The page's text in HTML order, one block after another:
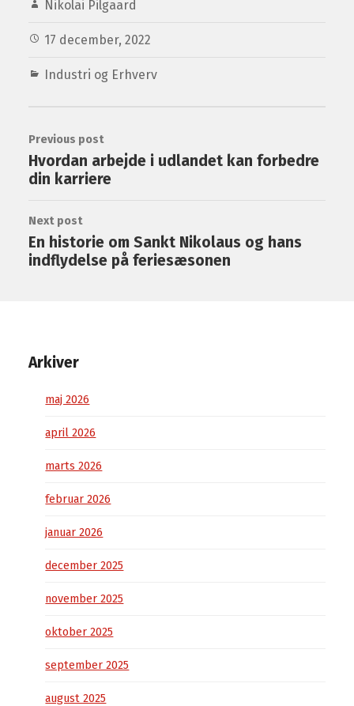
Nikolai Pilgaard
17 december, 2022
Industri og Erhverv
Previous post
Hvordan arbejde i udlandet kan forbedre
din karriere
Next post
En historie om Sankt Nikolaus og hans
indflydelse på feriesæsonen
Arkiver
maj 2026
april 2026
marts 2026
februar 2026
januar 2026
december 2025
november 2025
oktober 2025
september 2025
august 2025